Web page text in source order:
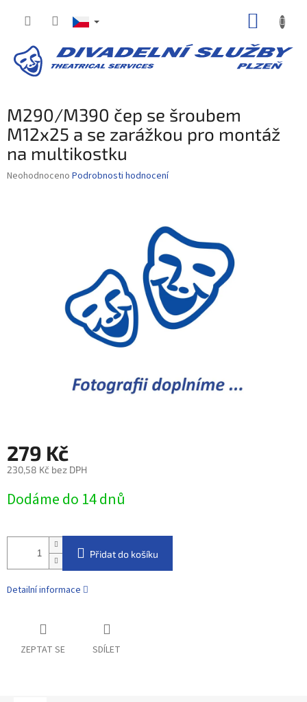
M290/M390 čep se šroubem
M12x25 a se zarážkou pro montáž
na multikostku
Průměrné
Neohodnoceno Podrobnosti hodnocení
279 Kč
230,58 Kč bez DPH
cena:
Dodáme do 14 dnů
Přidat do košíku
Detailní informace
ZEPTAT SE SDÍLET